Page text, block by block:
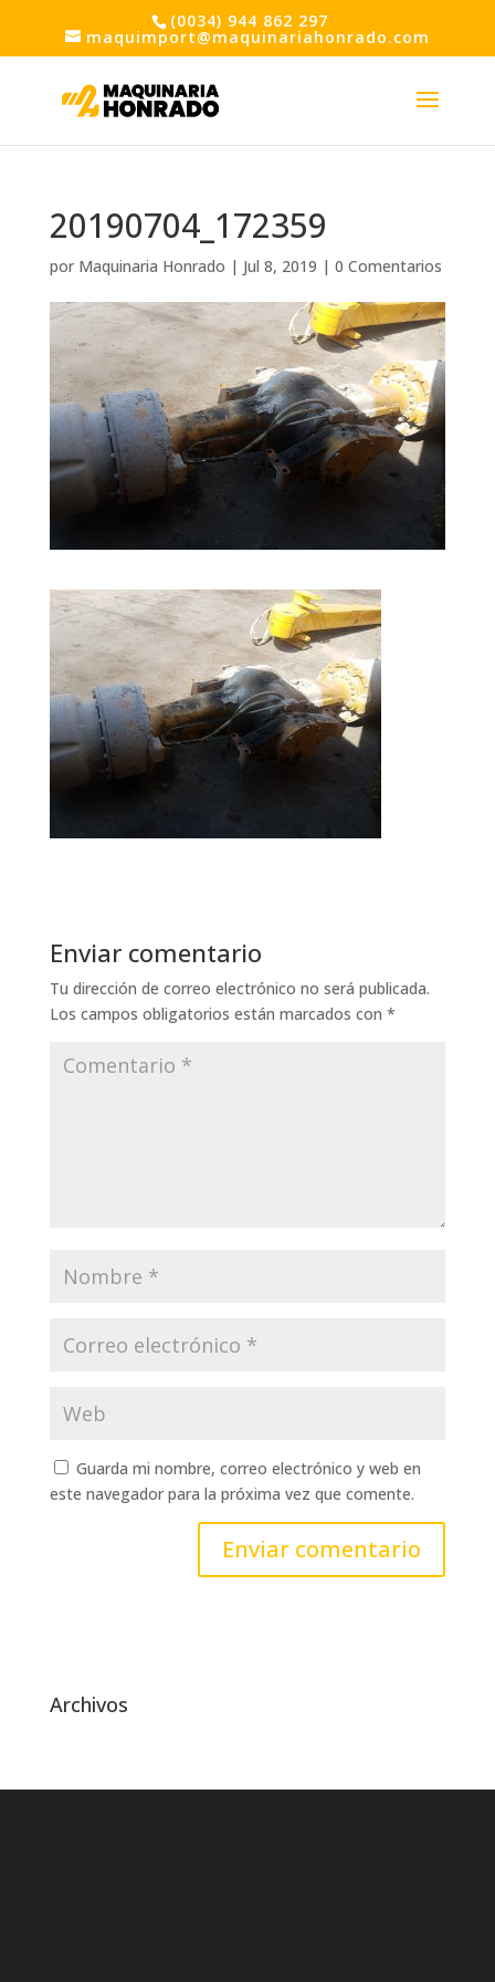
(0034) 944 862 297
maquimport@maquinariahonrado.com
20190704_172359
por Maquinaria Honrado | Jul 8, 2019 | 0 Comentarios
Enviar comentario
Tu dirección de correo electrónico no será publicada.
Los campos obligatorios están marcados con *
Guarda mi nombre, correo electrónico y web en
este navegador para la próxima vez que comente.
Archivos